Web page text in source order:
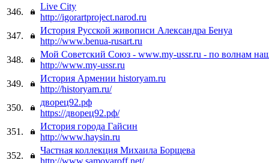
346.
Live City
http://igorartproject.narod.ru
347.
История Русской живописи Александра Бенуа
http://www.benua-rusart.ru
348.
Мой Советский Союз - www.my-ussr.ru - по волнам
http://www.my-ussr.ru
349.
История Армении historyam.ru
http://historyam.ru/
350.
дворец92.рф
https://дворец92.рф/
351.
История города Гайсин
http://www.haysin.ru
352.
Частная коллекция Михаила Борщева
http://www.samovaroff.net/